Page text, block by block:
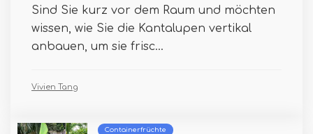
Sind Sie kurz vor dem Raum und möchten
wissen, wie Sie die Kantalupen vertikal
anbauen, um sie frisc...
Vivien Tang
Containerfrüchte